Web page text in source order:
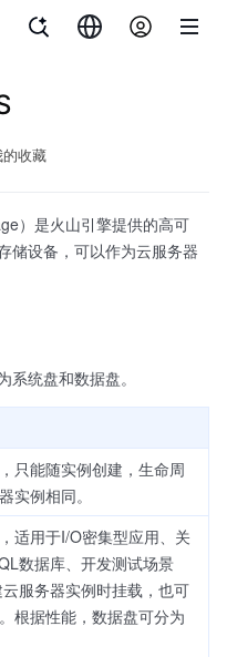
的收藏
）是火山引擎提供的高可
储设备，可以作为云服务器
统盘和数据盘。
只能随实例创建，生命周
实例相同。
适用于I/O密集型应用、关
数据库、开发测试场景
服务器实例时挂载，也可
根据性能，数据盘可分为